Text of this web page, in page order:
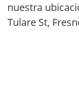
nuestra
Tulare St,